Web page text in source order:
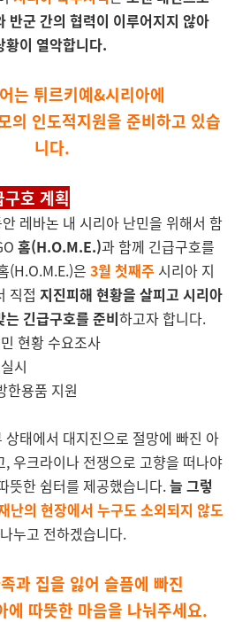
반군 간의 협력이 이루어지지 않아
황이 열악합니다.
는 튀르키예&시리아에
의 인도적지원을 준비하고 있습
니다.
호 계획
레바논 내 시리아 난민을 위해서 함
홈(H.O.M.E.)과 함께 긴급구호를
(H.O.M.E.)은 3월 첫째주 시리아 지
직접 지진피해 현황을 살피고 시리아
긴급구호를 준비하고자 합니다.
현황 수요조사
시
한용품 지원
태에서 대지진으로 절망에 빠진 아
우크라이나 전쟁으로 고향을 떠나야
뜻한 쉼터를 제공했습니다.늘 그렇
난의 현장에서 누구도 소외되지 않도
누고 전하겠습니다.
과 집을 잃어 슬픔에 빠진
에 따뜻한 마음을 나눠주세요.